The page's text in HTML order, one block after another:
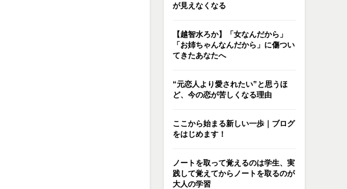
が見えなくなる
【越智水ろか】「女なんだから」
「お姉ちゃんなんだから」に傷つい
てきたあなたへ
“元恋人より愛されたい”と思うほ
ど、今の恋が苦しくなる理由
ここから始まる新しい一歩｜ブログ
をはじめます！
ノートを取って覚えるのは学生、実
践して覚えてからノートを取るのが
大人の学習